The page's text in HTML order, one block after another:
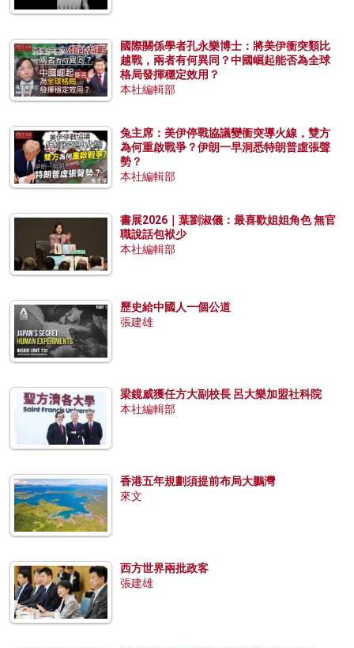
國際關係學者孔永樂博士：將美伊衝突類比
越戰，兩者有何異同？中國崛起能否為全球
格局發揮穩定效用？
本社編輯部
兔主席：美伊停戰協議變衝突導火線，雙方
為何重啟戰爭？伊朗一早洞悉特朗普虛張聲
勢？
本社編輯部
書展2026｜葉劉淑儀：最喜歡姐姐角色 無官
職說話包袱少
本社編輯部
歷史給中國人一個公道
張建雄
梁鏡威獲任方大副校長 呂大樂加盟社科院
本社編輯部
香港五年規劃須提前布局大鵬灣
來文
西方世界兩批政客
張建雄